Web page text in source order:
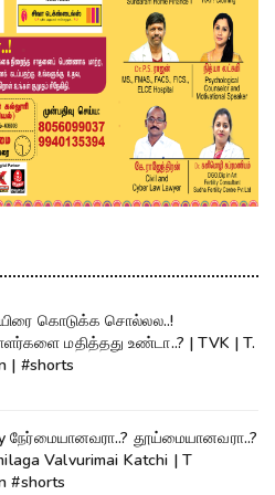
கொடுக்க சொல்லல..!
மதித்தது உண்டா..? | TVK | T.
| #shorts
தூய்மையானவரா..?
Valvurimai Katchi | T
#shorts